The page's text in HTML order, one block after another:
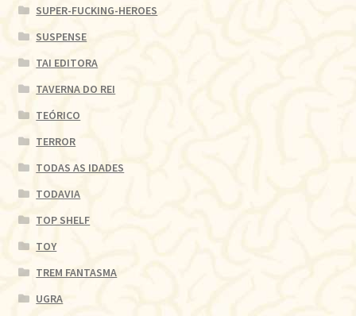
SUPER-FUCKING-HEROES
SUSPENSE
TAI EDITORA
TAVERNA DO REI
TEÓRICO
TERROR
TODAS AS IDADES
TODAVIA
TOP SHELF
TOY
TREM FANTASMA
UGRA